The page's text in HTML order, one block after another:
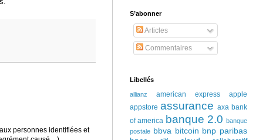
personnes identifiées et
S’abonner
Articles
Commentaires
Libellés
allianz american express
apple
appstore assurance axa bank
of america banque 2.0 banque
postale bbva bitcoin bnp paribas